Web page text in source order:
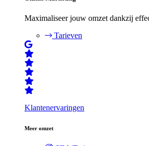
Maximaliseer jouw omzet dankzij
Tarieven
Klantenervaringen
Meer omzet